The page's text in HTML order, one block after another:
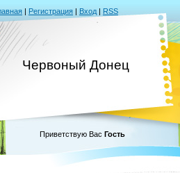
| Регистрация | Вход | RSS
Червоный Донец
Приветствую Вас Гость